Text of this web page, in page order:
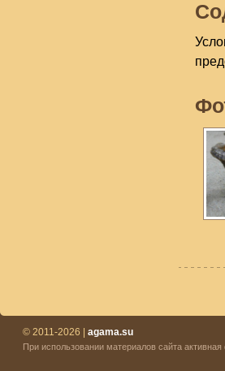
© 2011-2026 | agama.su
При использовании материалов сайта активная